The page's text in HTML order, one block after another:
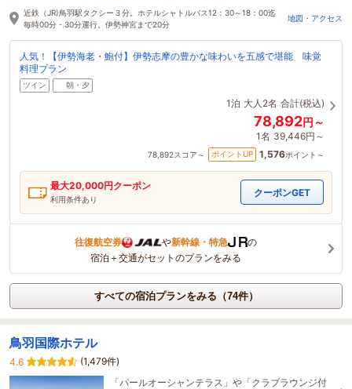
13時間前に予約されました
近鉄（JR)鳥羽駅タクシー３分。ホテルシャトルバス12：30～18：00迄
毎時00分・30分運行。伊勢神宮まで20分
地図・アクセス
人気！【伊勢海老・鮑付】伊勢志摩の豊かな味わいを五感で堪能 味覚
料理プラン
ツイン 朝・夕
1泊 大人2名 合計(税込)
78,892円～
1名 39,446円～
78,892スコア～ ポイントUP 1,576ポイント～
最大20,000円クーポン
利用条件あり
クーポンGET
往復航空券 や新幹線・特急
の
宿泊＋交通がセットのプランをみる
すべての宿泊プランをみる（74件）
鳥羽国際ホテル
4.6
(1,479件)
「パールオーシャンテラス」や「クラブラウンジ付